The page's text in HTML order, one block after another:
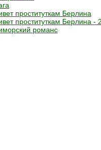
проституткам Берлина
проституткам Берлина -
романс